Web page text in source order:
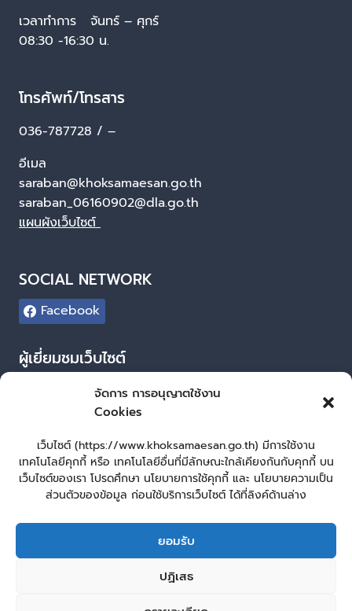
จัดการ การอนุญาตใช้งาน
Cookies
เว็บไซต์ (https://www.khoksamaesan.go.th) มีการใช้งาน
เทคโนโลยีคุกกี้ หรือ เทคโนโลยีอื่นที่มีลักษณะใกล้เคียงกันกับคุกกี้ บน
เว็บไซต์ของเรา โปรดศึกษา นโยบายการใช้คุกกี้ และ นโยบายความเป็น
ส่วนตัวของข้อมูล ก่อนใช้บริการเว็บไซต์ ได้ที่ลิงค์ด้านล่าง
ยอมรับ
ปฏิเสธ
เวลาทำการ จันทร์ – ศุกร์
08:30 -16:30 น.
โทรศัพท์/โทรสาร
036-787728 / –
อีเมล
saraban@khoksamaesan.go.th
saraban_06160902@dla.go.th
แผนผังเว็บไซต์
SOCIAL NETWORK
Facebook
ผู้เยี่ยมชมเว็บไซต์
17
เข้าสู่ระบบ
จัดทำเว็บไซต์
LopburiWebDesign.co
ยื่นแบบคำร้องทั่วไป
ศูนย์ข้อมูลข่าวสาร หน่วยงาน
กระดานสนทนา